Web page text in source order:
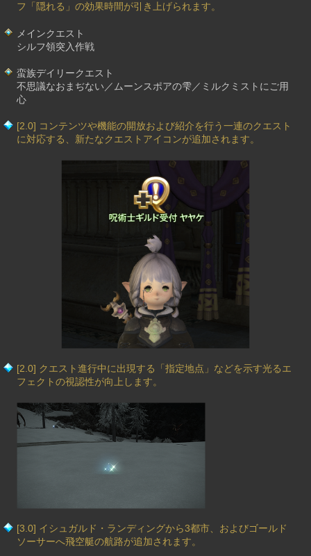
フ「隠れる」の効果時間が引き上げられます。
メインクエスト
シルフ領突入作戦
蛮族デイリークエスト
不思議なおまぢない／ムーンスポアの雫／ミルクミストにご用
心
[2.0] コンテンツや機能の開放および紹介を行う一連のクエスト
に対応する、新たなクエストアイコンが追加されます。
[2.0] クエスト進行中に出現する「指定地点」などを示す光るエ
フェクトの視認性が向上します。
[3.0] イシュガルド・ランディングから3都市、およびゴールド
ソーサーへ飛空艇の航路が追加されます。